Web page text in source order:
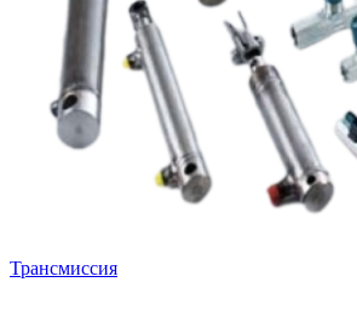
Трансмиссия